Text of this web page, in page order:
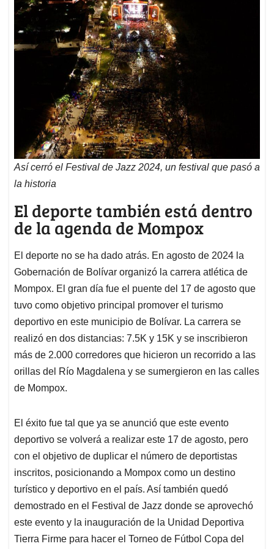
Así cerró el Festival de Jazz 2024, un festival que pasó a
la historia
El deporte también está dentro
de la agenda de Mompox
El deporte no se ha dado atrás. En agosto de 2024 la
Gobernación de Bolívar organizó la carrera atlética de
Mompox. El gran día fue el puente del 17 de agosto que
tuvo como objetivo principal promover el turismo
deportivo en este municipio de Bolívar. La carrera se
realizó en dos distancias: 7.5K y 15K y se inscribieron
más de 2.000 corredores que hicieron un recorrido a las
orillas del Río Magdalena y se sumergieron en las calles
de Mompox.
El éxito fue tal que ya se anunció que este evento
deportivo se volverá a realizar este 17 de agosto, pero
con el objetivo de duplicar el número de deportistas
inscritos, posicionando a Mompox como un destino
turístico y deportivo en el país. Así también quedó
demostrado en el Festival de Jazz donde se aprovechó
este evento y la inauguración de la Unidad Deportiva
Tierra Firme para hacer el Torneo de Fútbol Copa del